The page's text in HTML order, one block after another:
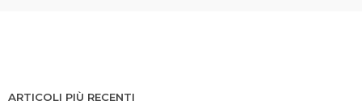
ARTICOLI PIÙ RECENTI